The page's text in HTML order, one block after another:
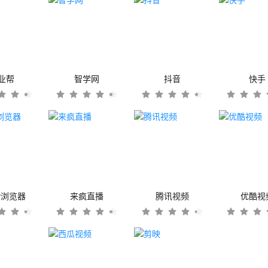
帮 智学网 抖音 快手
览器 来疯直播 腾讯视频 优酷视